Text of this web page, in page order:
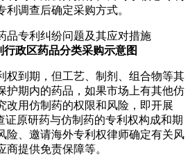
调查后确定采购方式。
行政区药品分类采购示意图
权到期，但工艺、制剂、组合物等其
护期内的药品，如果市场上有其他仿
改用仿制药的权限和风险，即开展
证原研药与仿制药的专利权构成和期
险、邀请海外专利权律师确定有关风
商提供免责保障等。